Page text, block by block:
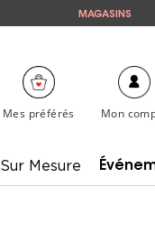
MAGASINS
Mes préférés Mon
Sur Mesure